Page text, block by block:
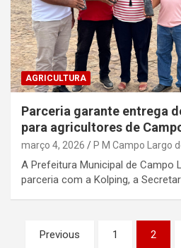
AGRICULTURA
Parceria garante entrega
para agricultores de
março 4, 2026 P M Campo Largo
A Prefeitura Municipal de Campo
parceria com a Kolping, a
Paginação
Previous 1 2